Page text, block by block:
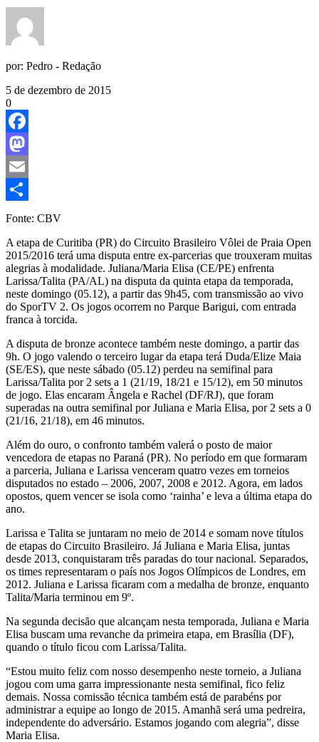
por: Pedro - Redação
5 de dezembro de 2015
0
Facebook
Mastodon
Email
Share
Fonte: CBV
A etapa de Curitiba (PR) do Circuito Brasileiro Vôlei de Praia Open
2015/2016 terá uma disputa entre ex-parcerias que trouxeram muitas
alegrias à modalidade. Juliana/Maria Elisa (CE/PE) enfrenta
Larissa/Talita (PA/AL) na disputa da quinta etapa da temporada,
neste domingo (05.12), a partir das 9h45, com transmissão ao vivo
do SporTV 2. Os jogos ocorrem no Parque Barigui, com entrada
franca à torcida.
A disputa de bronze acontece também neste domingo, a partir das
9h. O jogo valendo o terceiro lugar da etapa terá Duda/Elize Maia
(SE/ES), que neste sábado (05.12) perdeu na semifinal para
Larissa/Talita por 2 sets a 1 (21/19, 18/21 e 15/12), em 50 minutos
de jogo. Elas encaram Ângela e Rachel (DF/RJ), que foram
superadas na outra semifinal por Juliana e Maria Elisa, por 2 sets a 0
(21/16, 21/18), em 46 minutos.
Além do ouro, o confronto também valerá o posto de maior
vencedora de etapas no Paraná (PR). No período em que formaram
a parceria, Juliana e Larissa venceram quatro vezes em torneios
disputados no estado – 2006, 2007, 2008 e 2012. Agora, em lados
opostos, quem vencer se isola como ‘rainha’ e leva a última etapa do
ano.
Larissa e Talita se juntaram no meio de 2014 e somam nove títulos
de etapas do Circuito Brasileiro. Já Juliana e Maria Elisa, juntas
desde 2013, conquistaram três paradas do tour nacional. Separados,
os times representaram o país nos Jogos Olímpicos de Londres, em
2012. Juliana e Larissa ficaram com a medalha de bronze, enquanto
Talita/Maria terminou em 9º.
Na segunda decisão que alcançam nesta temporada, Juliana e Maria
Elisa buscam uma revanche da primeira etapa, em Brasília (DF),
quando o título ficou com Larissa/Talita.
“Estou muito feliz com nosso desempenho neste torneio, a Juliana
jogou com uma garra impressionante nesta semifinal, fico feliz
demais. Nossa comissão técnica também está de parabéns por
administrar a equipe ao longo de 2015. Amanhã será uma pedreira,
independente do adversário. Estamos jogando com alegria”, disse
Maria Elisa.